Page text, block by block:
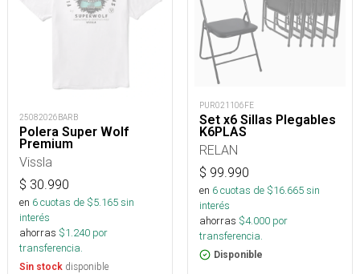
25082026BARB
Polera Super Wolf
Premium
Vissla
$ 30.990
en 6cuotas de $5.165sin
interés
ahorras $1.240 por
transferencia.
Sin stock disponible
PUR021106FE
Set x6 Sillas Plegables
K6PLAS
RELAN
$ 99.990
en 6cuotas de $16.665sin
interés
ahorras $4.000 por
transferencia.
Disponible